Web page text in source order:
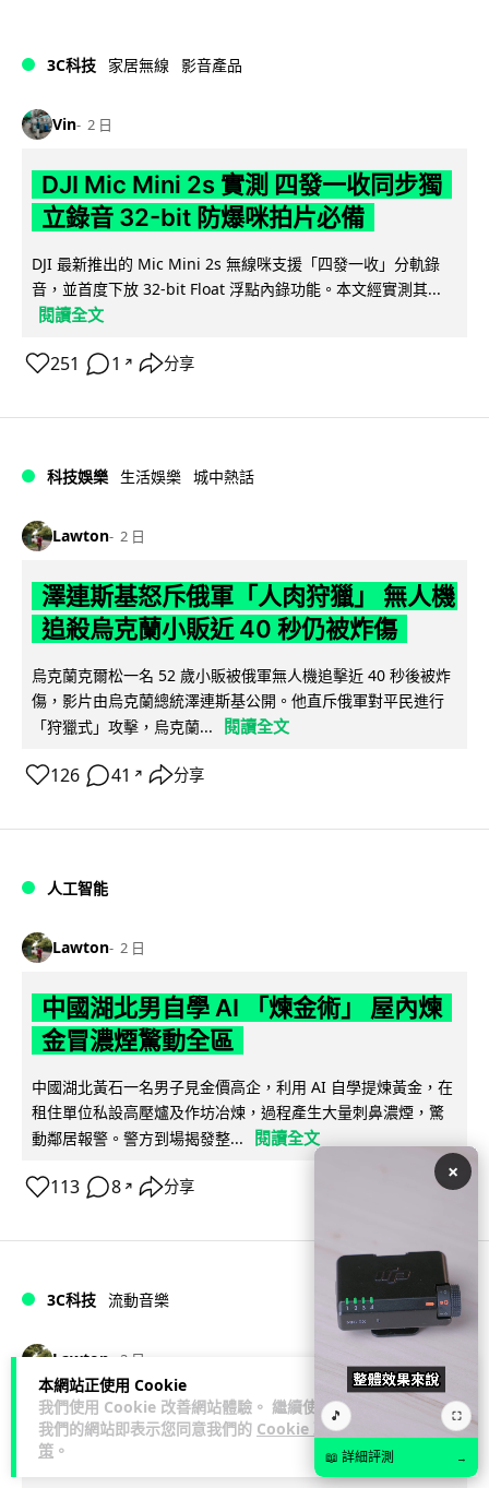
本網站正使用 Cookie
我們使用 Cookie 改善網站體驗。 繼續使用
我們的網站即表示您同意我們的 Cookie 政
策 。
3C科技 家居無線 影音產品
Vin 2 日
DJI Mic Mini 2s 實測 四發一收同步獨
立錄音 32-bit 防爆咪拍片必備
DJI 最新推出的 Mic Mini 2s 無線咪支援「四發一收」分軌錄
音，並首度下放 32-bit Float 浮點內錄功能。本文經實測其...
閱讀全文
251 1 ↗ 分享
科技娛樂 生活娛樂 城中熱話
Lawton 2 日
澤連斯基怒斥俄軍「人肉狩獵」 無人機
追殺烏克蘭小販近 40 秒仍被炸傷
烏克蘭克爾松一名 52 歲小販被俄軍無人機追擊近 40 秒後被炸
傷，影片由烏克蘭總統澤連斯基公開。他直斥俄軍對平民進行
「狩獵式」攻擊，烏克蘭...
閱讀全文
126 41 ↗ 分享
人工智能
Lawton 2 日
中國湖北男自學 AI 「煉金術」 屋內煉
金冒濃煙驚動全區
中國湖北黃石一名男子見金價高企，利用 AI 自學提煉黃金，在
租住單位私設高壓爐及作坊冶煉，過程產生大量刺鼻濃煙，驚
動鄰居報警。警方到場揭發整...
閱讀全文
113 8 ↗ 分享
3C科技 流動音樂
Lawton 2 日 89
【評測】Sony IER-M500 入耳式監聽
耳機：現場拍攝、後製監聽與人聲利器
×
🎵 ⛶
📖 詳細評測 →